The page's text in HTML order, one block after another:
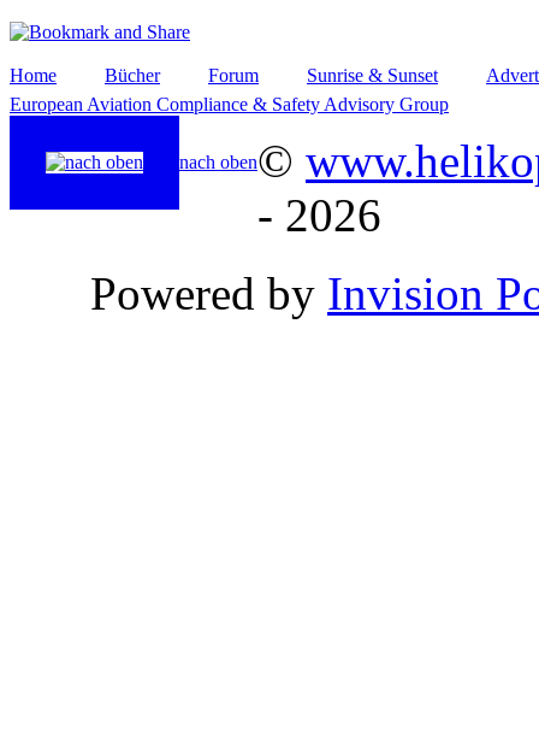
Home Bücher Forum Sunrise & Sunset
European Aviation Compliance & Safety Advisory Group
nach oben©
- 2026
Powered by Invision